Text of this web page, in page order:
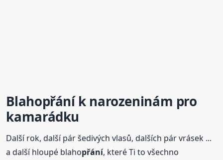
Blahopřáník narozeninám pro
kamarádku
Další rok, další pár šedivých vlasů, dalších pár vrásek ...
a další hloupé blahopřání, které Ti to všechno